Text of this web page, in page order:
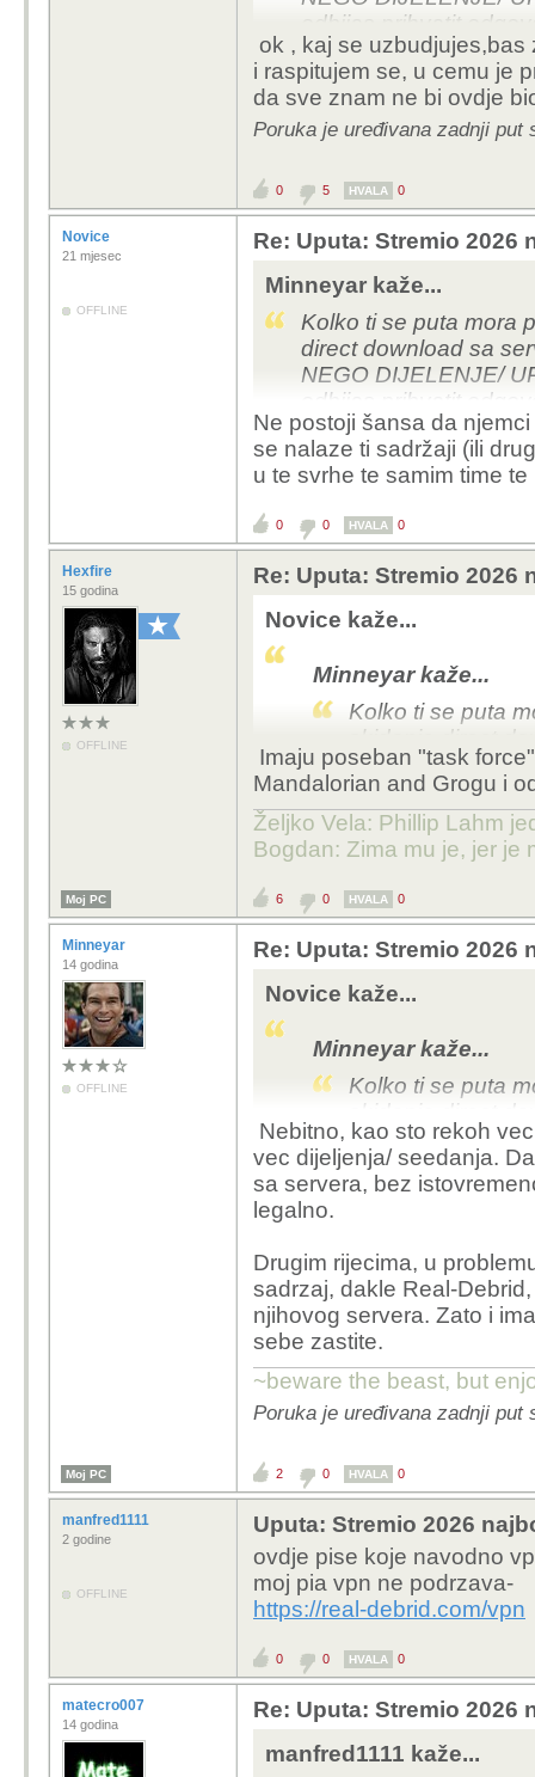
odbijas prihvatit
kroz vise tema, onda
Naporan si vise bogu
ok , kaj se uzbudjujes,bas
i raspitujem se, u cemu je
da sve znam ne bi ovdje
Poruka je uređivana zadnji put
0 5 HVALA 0
Novice
21 mjesec
OFFLINE
Re: Uputa: Stremio 2026
Minneyar kaže...
Kolko ti se puta mora
direct download sa
NEGO DIJELENJE/
odbijas prihvatit
kroz vise tema, onda
Naporan si vise bogu
Ne postoji šansa da
se nalaze ti sadržaji (ili
u te svrhe te samim time
0 0 HVALA 0
Hexfire
15 godina
OFFLINE
Re: Uputa: Stremio 2026
Novice kaže...
Minneyar kaže...
Kolko ti se puta
skidanje direct
DOWNLOAD
P2P. Posto ocito
znam kolko
na neki njemacki
Ne postoji šansa da
adresa gdje se
znaju da se koristi u
time?
Imaju poseban "task
Mandalorian and Grogu i
Željko Vela: Phillip Lahm
Bogdan: Zima mu je, jer je
Moj PC 6 0 HVALA 0
Minneyar
14 godina
OFFLINE
Re: Uputa: Stremio 2026
Novice kaže...
Minneyar kaže...
Kolko ti se puta
skidanje direct
DOWNLOAD
P2P. Posto ocito
znam kolko
Ne postoji šansa da
adresa gdje se
znaju da se koristi u
time?
Nebitno, kao sto rekoh
vec dijeljenja/ seedanja.
sa servera, bez
legalno.
Drugim rijecima, u
sadrzaj, dakle Real-
njihovog servera. Zato i
sebe zastite.
~beware the beast, but
Poruka je uređivana zadnji put
Moj PC 2 0 HVALA 0
manfred1111
2 godine
OFFLINE
Uputa: Stremio 2026
ovdje pise koje navodno
moj pia vpn ne podrzava-
https://real-debrid.com/vpn
0 0 HVALA 0
matecro007
14 godina
Re: Uputa: Stremio 2026
manfred1111 kaže...